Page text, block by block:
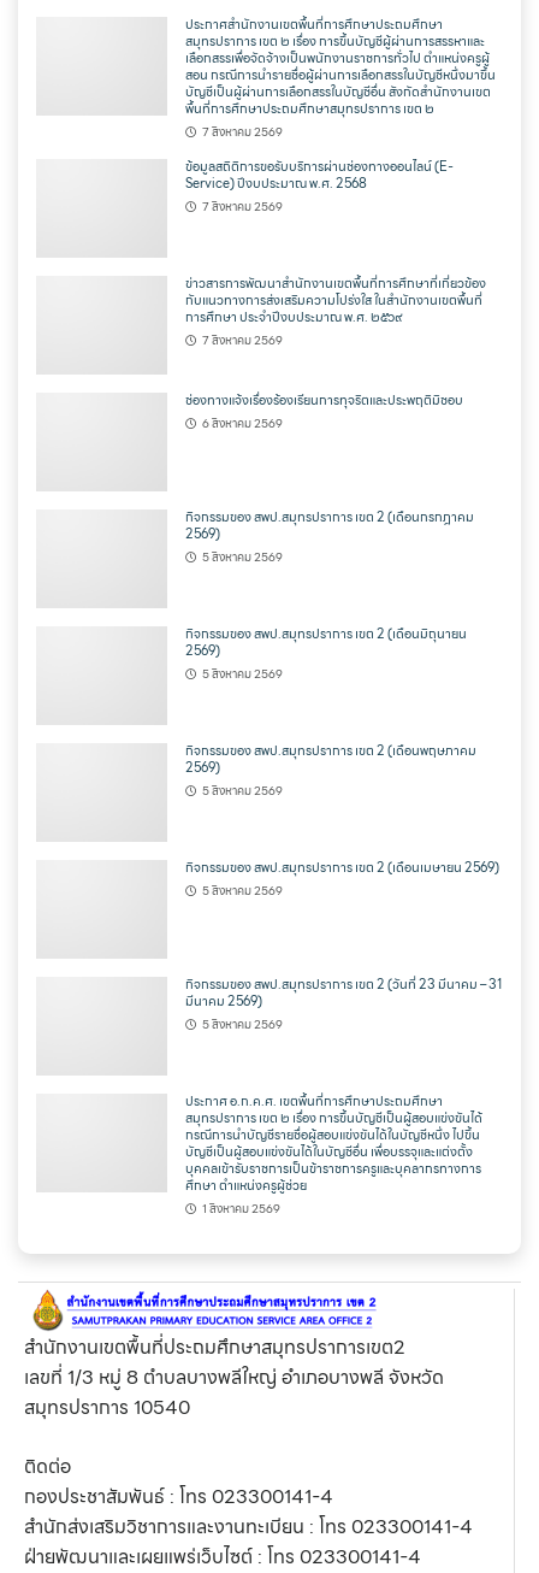
ประกาศสำนักงานเขตพื้นที่การศึกษาประถมศึกษา
สมุทรปราการ เขต ๒ เรื่อง การขึ้นบัญชีผู้ผ่านการสรรหาและ
เลือกสรรเพื่อจัดจ้างเป็นพนักงานราชการทั่วไป ตำแหน่งครูผู้
สอน กรณีการนำรายชื่อผู้ผ่านการเลือกสรรในบัญชีหนึ่งมาขึ้น
บัญชีเป็นผู้ผ่านการเลือกสรรในบัญชีอื่น สังกัดสำนักงานเขต
พื้นที่การศึกษาประถมศึกษาสมุทรปราการ เขต ๒
7 สิงหาคม 2569
ข้อมูลสถิติการขอรับบริการผ่านช่องทางออนไลน์ (E-
Service) ปีงบประมาณ พ.ศ. 2568
7 สิงหาคม 2569
ข่าวสารการพัฒนาสำนักงานเขตพื้นที่การศึกษาที่เกี่ยวข้อง
กับแนวทางการส่งเสริมความโปร่งใส ในสำนักงานเขตพื้นที่
การศึกษา ประจำปีงบประมาณ พ.ศ. ๒๕๖๙
7 สิงหาคม 2569
ช่องทางแจ้งเรื่องร้องเรียนการทุจริตและประพฤติมิชอบ
6 สิงหาคม 2569
กิจกรรมของ สพป.สมุทรปราการ เขต 2 (เดือนกรกฎาคม
2569)
5 สิงหาคม 2569
กิจกรรมของ สพป.สมุทรปราการ เขต 2 (เดือนมิถุนายน
2569)
5 สิงหาคม 2569
กิจกรรมของ สพป.สมุทรปราการ เขต 2 (เดือนพฤษภาคม
2569)
5 สิงหาคม 2569
กิจกรรมของ สพป.สมุทรปราการ เขต 2 (เดือนเมษายน 2569)
5 สิงหาคม 2569
กิจกรรมของ สพป.สมุทรปราการ เขต 2 (วันที่ 23 มีนาคม – 31
มีนาคม 2569)
5 สิงหาคม 2569
ประกาศ อ.ก.ค.ศ. เขตพื้นที่การศึกษาประถมศึกษา
สมุทรปราการ เขต ๒ เรื่อง การขึ้นบัญชีเป็นผู้สอบแข่งขันได้
กรณีการนำบัญชีรายชื่อผู้สอบแข่งขันได้ในบัญชีหนึ่ง ไปขึ้น
บัญชีเป็นผู้สอบแข่งขันได้ในบัญชีอื่น เพื่อบรรจุและแต่งตั้ง
บุคคลเข้ารับราชการเป็นข้าราชการครูและบุคลากรทางการ
ศึกษา ตำแหน่งครูผู้ช่วย
1 สิงหาคม 2569
สำนักงานเขตพื้นที่ประถมศึกษาสมุทรปราการเขต2
เลขที่ 1/3 หมู่ 8 ตำบลบางพลีใหญ่ อำเภอบางพลี จังหวัด
สมุทรปราการ 10540
ติดต่อ
กองประชาสัมพันธ์ : โทร 023300141-4
สำนักส่งเสริมวิชาการและงานทะเบียน : โทร 023300141-4
ฝ่ายพัฒนาและเผยแพร่เว็บไซต์ : โทร 023300141-4